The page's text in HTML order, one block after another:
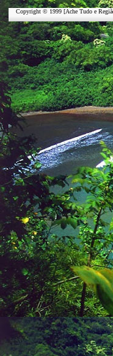
Copyright © 1999 [Ache Tudo e